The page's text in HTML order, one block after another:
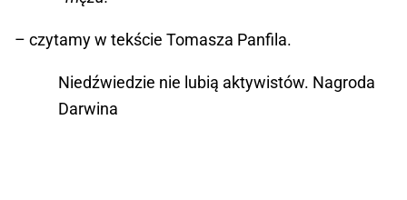
– czytamy w tekście Tomasza Panfila.
Niedźwiedzie nie lubią aktywistów. Nagroda
Darwina